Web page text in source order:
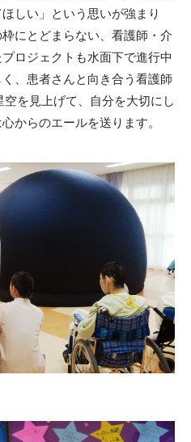
しい」という思いが強まり
にとどまらない、看護師・介
ロジェクトも水面下で進行中
、患者さんと向き合う看護師
を見上げて、自分を大切にし
からのエールを送ります。